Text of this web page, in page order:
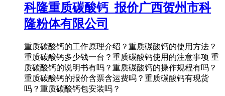
科隆重质碳酸钙_报价广西贺州市科
隆粉体有限公司
重质碳酸钙的工作原理介绍？重质碳酸钙的使用方法？
重质碳酸钙多少钱一台？重质碳酸钙使用的注意事项 重
质碳酸钙的说明书有吗？重质碳酸钙的操作规程有吗？
重质碳酸钙的报价含票含运费吗？重质碳酸钙有现货
吗？重质碳酸钙包安装吗？